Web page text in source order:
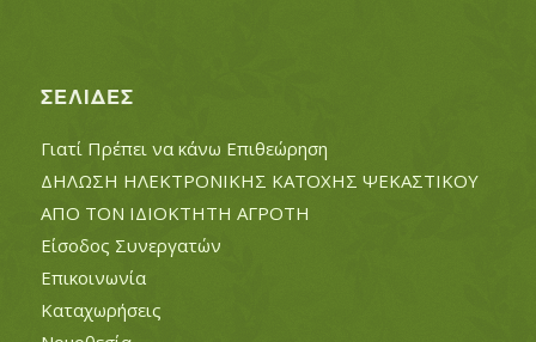
ΣΕΛΊΔΕΣ
Γιατί Πρέπει να κάνω Επιθεώρηση
ΔΗΛΩΣΗ ΗΛΕΚΤΡΟΝΙΚΗΣ ΚΑΤΟΧΗΣ ΨΕΚΑΣΤΙΚΟΥ
ΑΠΟ ΤΟΝ ΙΔΙΟΚΤΗΤΗ ΑΓΡΟΤΗ
Είσοδος Συνεργατών
Επικοινωνία
Καταχωρήσεις